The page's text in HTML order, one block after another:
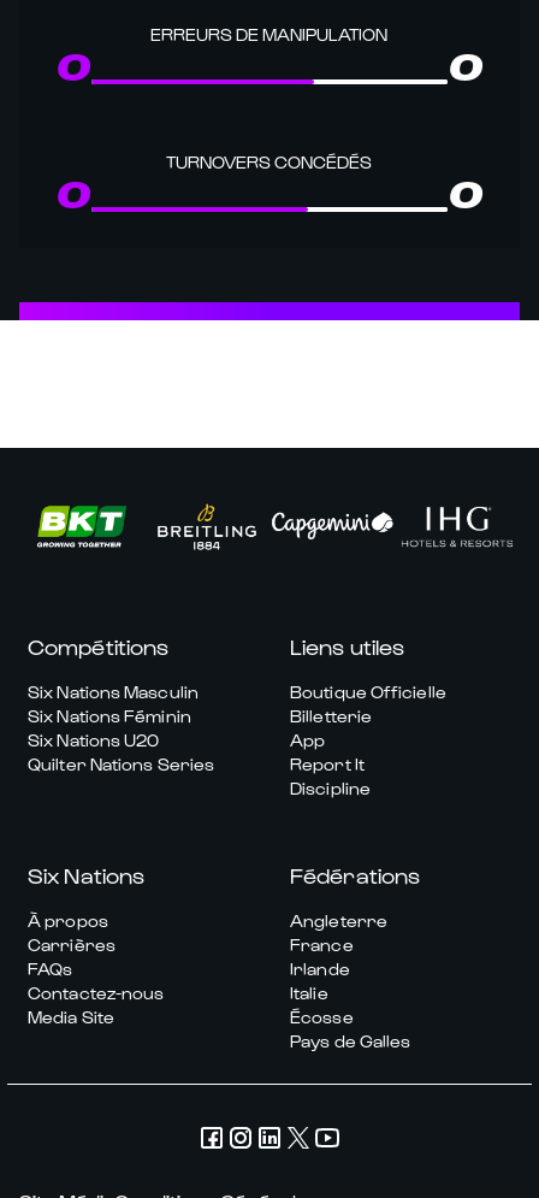
ERREURS DE MANIPULATION
0 0
TURNOVERS CONCÉDÉS
0 0
Compétitions
Six Nations Masculin
Six Nations Féminin
Six Nations U20
Quilter Nations Series
Liens utiles
Boutique Officielle
Billetterie
App
Report It
Discipline
Six Nations
À propos
Carrières
FAQs
Contactez-nous
Media Site
Fédérations
Angleterre
France
Irlande
Italie
Écosse
Pays de Galles